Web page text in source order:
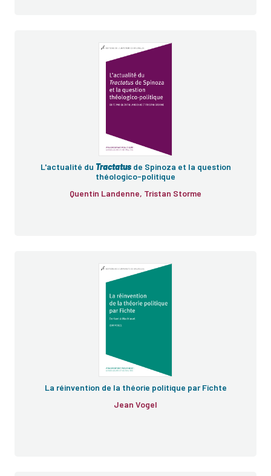
L'actualité du Tractatusde Spinoza et la question
théologico-politique
Quentin Landenne, Tristan Storme
La réinvention de la théorie politique par Fichte
Jean Vogel